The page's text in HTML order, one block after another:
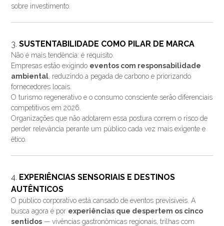
sobre investimento.
3. SUSTENTABILIDADE COMO PILAR DE MARCA
Não é mais tendência: é requisito.
Empresas estão exigindo eventos com responsabilidade
ambiental , reduzindo a pegada de carbono e priorizando
fornecedores locais.
O turismo regenerativo e o consumo consciente serão diferenciais
competitivos em 2026.
Organizações que não adotarem essa postura correm o risco de
perder relevância perante um público cada vez mais exigente e
ético.
4. EXPERIÊNCIAS SENSORIAIS E DESTINOS
AUTÊNTICOS
O público corporativo está cansado de eventos previsíveis. A
busca agora é por experiências que despertem os cinco
sentidos — vivências gastronômicas regionais, trilhas com